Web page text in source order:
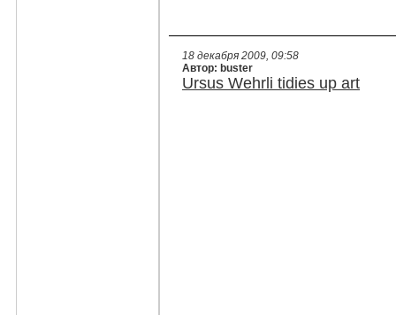
18 декабря 2009, 09:58
Автор: buster
Ursus Wehrli tidies up art